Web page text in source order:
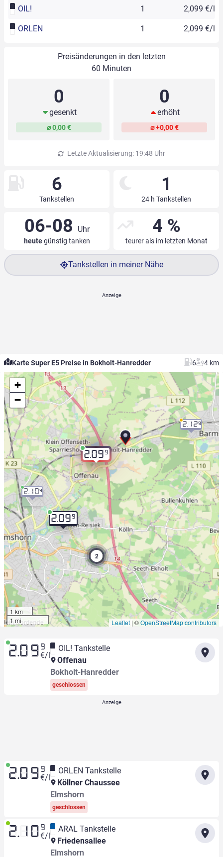
OIL! 1 2,099 €/l
ORLEN 1 2,099 €/l
Preisänderungen in den letzten
60 Minuten
0
gesenkt
⌀ 0,00 €
0
erhöht
⌀ +0,00 €
Letzte Aktualisierung: 19:48 Uhr
6
Tankstellen
1
24 h Tankstellen
06-08 Uhr
heutegünstig tanken
4 %
teurer als im letzten Monat
Tankstellen in meiner Nähe
Karte Super E5 Preise in Bokholt-Hanredder 6 4 km
2.099
2.099
2.129
2.109
2
+
−
1 km
1 mi
Leaflet | ©OpenStreetMap contributors
2.09 9
€/l
OIL! Tankstelle
Offenau
Bokholt-Hanredder
geschlossen
2.09 9
€/l
ORLEN Tankstelle
Köllner Chaussee
Elmshorn
geschlossen
2.10 9
€/l
ARAL Tankstelle
Friedensallee
Elmshorn